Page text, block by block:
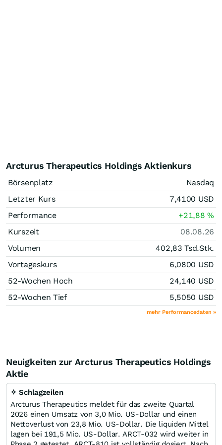
Arcturus Therapeutics Holdings Aktienkurs
Börsenplatz
Nasdaq
Letzter Kurs
7,4100 USD
Performance
+21,88%
Kurszeit
08.08.26
Volumen
402,83 Tsd.Stk.
Vortageskurs
6,0800 USD
52-Wochen Hoch
24,140 USD
52-Wochen Tief
5,5050 USD
mehr Performancedaten »
Neuigkeiten zur Arcturus Therapeutics Holdings
Aktie
✧ Schlagzeilen
Arcturus Therapeutics meldet für das zweite Quartal
2026 einen Umsatz von 3,0 Mio. US-Dollar und einen
Nettoverlust von 23,8 Mio. US-Dollar. Die liquiden Mittel
lagen bei 191,5 Mio. US-Dollar. ARCT-032 wird weiter in